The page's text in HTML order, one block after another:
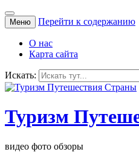
Меню Перейти к содержанию
О нас
Карта сайта
Искать:
Туризм
видео фото обзоры